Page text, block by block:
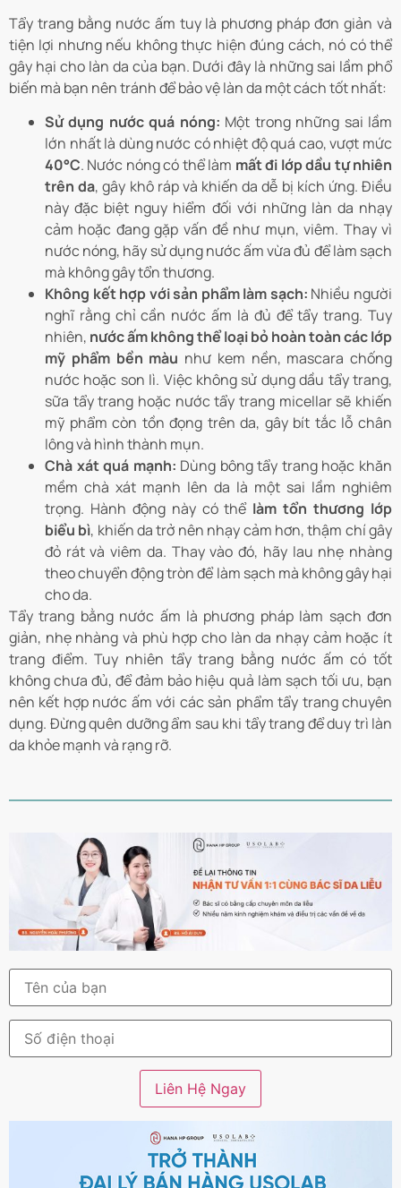
Tẩy trang bằng nước ấm tuy là phương pháp đơn giản và
tiện lợi nhưng nếu không thực hiện đúng cách, nó có thể
gây hại cho làn da của bạn. Dưới đây là những sai lầm phổ
biến mà bạn nên tránh để bảo vệ làn da một cách tốt nhất:
Sử dụng nước quá nóng: Một trong những sai lầm
lớn nhất là dùng nước có nhiệt độ quá cao, vượt mức
40°C. Nước nóng có thể làm mất đi lớp dầu tự nhiên
trên da, gây khô ráp và khiến da dễ bị kích ứng. Điều
này đặc biệt nguy hiểm đối với những làn da nhạy
cảm hoặc đang gặp vấn đề như mụn, viêm. Thay vì
nước nóng, hãy sử dụng nước ấm vừa đủ để làm sạch
mà không gây tổn thương.
Không kết hợp với sản phẩm làm sạch: Nhiều người
nghĩ rằng chỉ cần nước ấm là đủ để tẩy trang. Tuy
nhiên, nước ấm không thể loại bỏ hoàn toàn các lớp
mỹ phẩm bền màu như kem nền, mascara chống
nước hoặc son lì. Việc không sử dụng dầu tẩy trang,
sữa tẩy trang hoặc nước tẩy trang micellar sẽ khiến
mỹ phẩm còn tồn đọng trên da, gây bít tắc lỗ chân
lông và hình thành mụn.
Chà xát quá mạnh: Dùng bông tẩy trang hoặc khăn
mềm chà xát mạnh lên da là một sai lầm nghiêm
trọng. Hành động này có thể làm tổn thương lớp
biểu bì, khiến da trở nên nhạy cảm hơn, thậm chí gây
đỏ rát và viêm da. Thay vào đó, hãy lau nhẹ nhàng
theo chuyển động tròn để làm sạch mà không gây hại
cho da.
Tẩy trang bằng nước ấm là phương pháp làm sạch đơn
giản, nhẹ nhàng và phù hợp cho làn da nhạy cảm hoặc ít
trang điểm. Tuy nhiên tẩy trang bằng nước ấm có tốt
không chưa đủ, để đảm bảo hiệu quả làm sạch tối ưu, bạn
nên kết hợp nước ấm với các sản phẩm tẩy trang chuyên
dụng. Đừng quên dưỡng ẩm sau khi tẩy trang để duy trì làn
da khỏe mạnh và rạng rỡ.